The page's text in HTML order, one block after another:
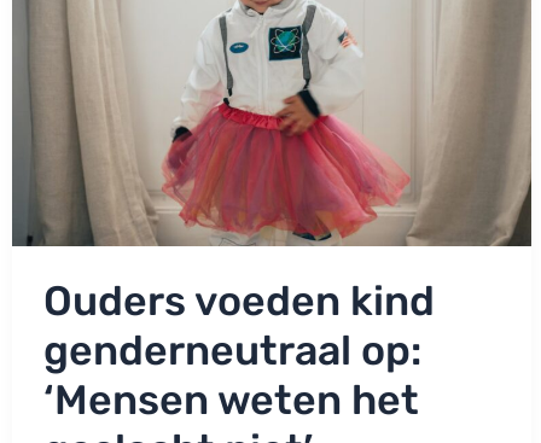
Ouders voeden kind
genderneutraal op:
‘Mensen weten het